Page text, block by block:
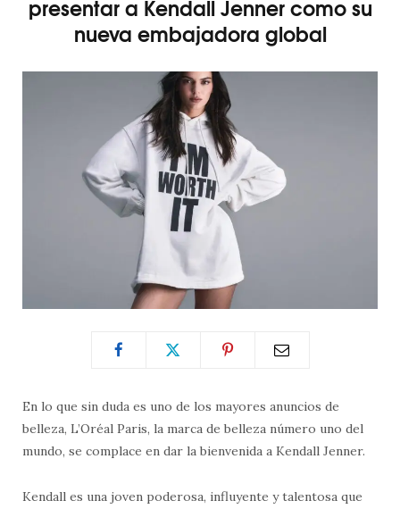
presentar a Kendall Jenner como su
nueva embajadora global
En lo que sin duda es uno de los mayores anuncios de
belleza, L’Oréal Paris, la marca de belleza número uno del
mundo, se complace en dar la bienvenida a Kendall Jenner.
Kendall es una joven poderosa, influyente y talentosa que